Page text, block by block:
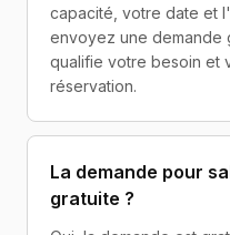
capacité, votre date et
envoyez une demande
qualifie votre besoin et
réservation.
La demande pour
gratuite ?